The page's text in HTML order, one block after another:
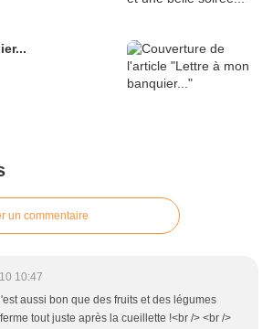
un commentaire
10:47
aussi bon que des fruits et des légumes
tout juste après la cueillette !<br /> <br />